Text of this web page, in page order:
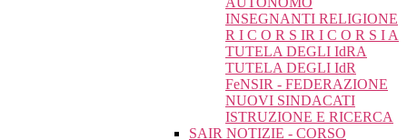
INSEGNANTI RELIGIONE
R I C O R S IR I C O R S I A
TUTELA DEGLI IdRA
TUTELA DEGLI IdR
FeNSIR - FEDERAZIONE
NUOVI SINDACATI
ISTRUZIONE E RICERCA
SAIR NOTIZIE - CORSO